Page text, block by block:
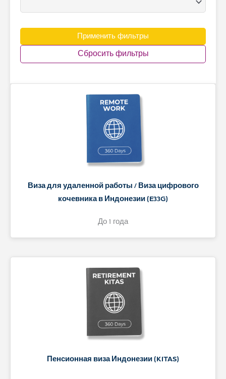
Применить фильтры
Сбросить фильтры
Виза для удаленной работы / Виза цифрового
кочевника в Индонезии (E33G)
До 1 года
Пенсионная виза Индонезии (KITAS)